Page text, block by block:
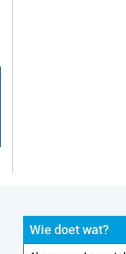
Wie doet wat?